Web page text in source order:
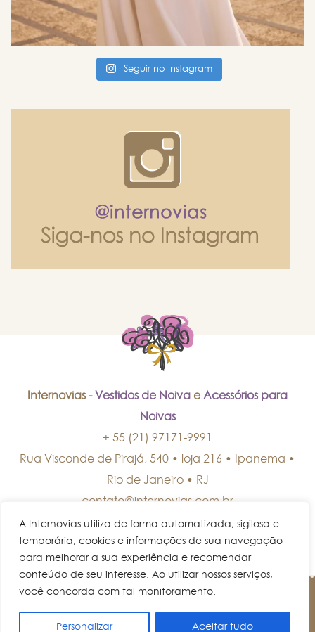
A Internovias utiliza de forma automatizada, sigilosa e
temporária, cookies e informações de sua navegação
para melhorar a sua experiência e recomendar
conteúdo de seu interesse. Ao utilizar nossos serviços,
você concorda com tal monitoramento.
Personalizar Aceitar tudo
Seguir no Instagram
Internovias - Vestidos de Noiva e Acessórios para
Noivas
+ 55 (21) 97171-9991
Rua Visconde de Pirajá, 540 • loja 216 • Ipanema •
Rio de Janeiro• RJ
contato@internovias.com.br